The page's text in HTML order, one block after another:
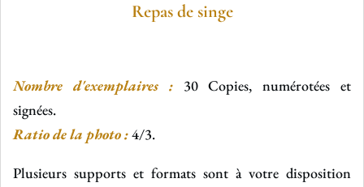
Repas de singe
Nombre d'exemplaires :30 Copies, numérotées et
signées.
Ratio de la photo :4/3.
Plusieurs supports et formats sont à votre disposition